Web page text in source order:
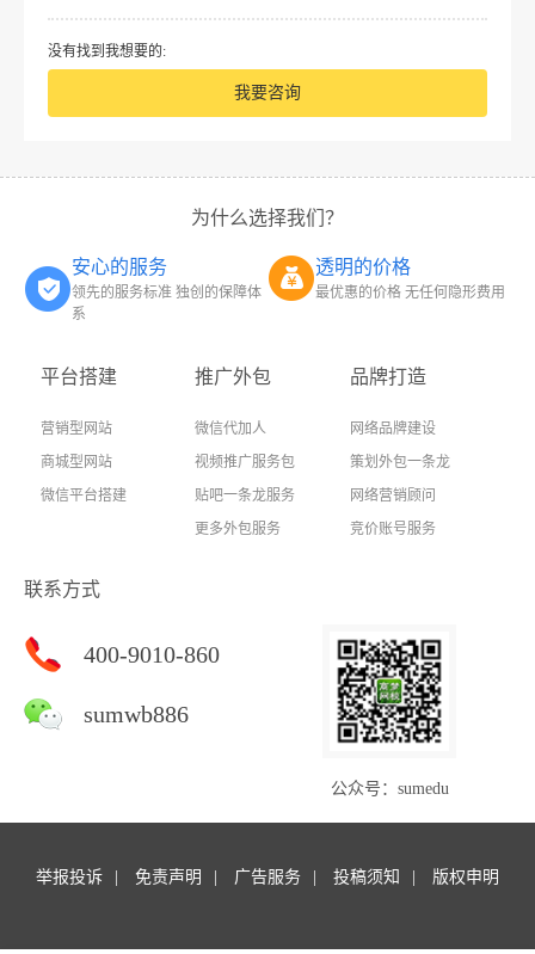
没有找到我想要的:
我要咨询
为什么选择我们？
安心的服务
领先的服务标准 独创的保障体
系
透明的价格
最优惠的价格 无任何隐形费用
平台搭建
营销型网站
商城型网站
微信平台搭建
推广外包
微信代加人
视频推广服务包
贴吧一条龙服务
更多外包服务
品牌打造
网络品牌建设
策划外包一条龙
网络营销顾问
竞价账号服务
联系方式
400-9010-860
sumwb886
公众号：sumedu
举报投诉 免责声明 广告服务 投稿须知 版权申明